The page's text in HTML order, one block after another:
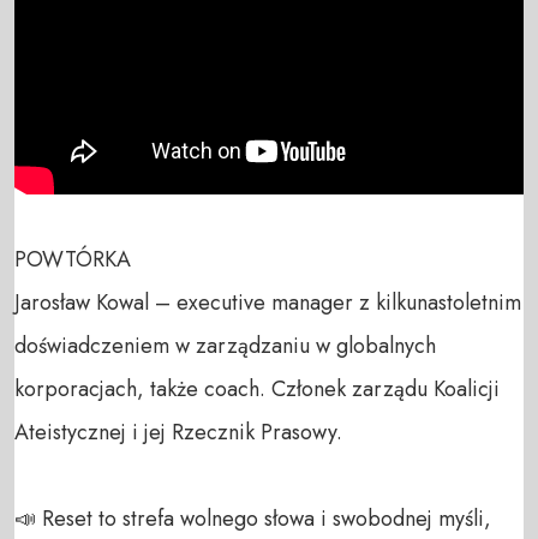
POWTÓRKA
Jarosław Kowal – executive manager z kilkunastoletnim
doświadczeniem w zarządzaniu w globalnych
korporacjach, także coach. Członek zarządu Koalicji
Ateistycznej i jej Rzecznik Prasowy.
📣 Reset to strefa wolnego słowa i swobodnej myśli,